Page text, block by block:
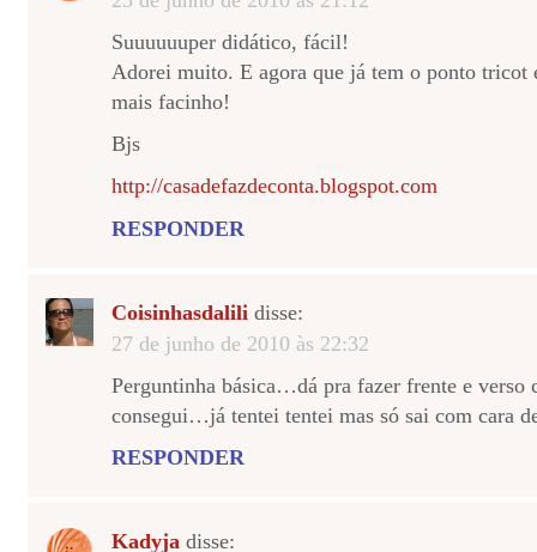
Suuuuuuper didático, fácil!
Adorei muito. E agora que já tem o ponto tricot
mais facinho!
Bjs
http://casadefazdeconta.blogspot.com
RESPONDER
Coisinhasdalili disse:
27 de junho de 2010 às 22:32
Perguntinha básica…dá pra fazer frente e verso
consegui…já tentei tentei mas só sai com cara
RESPONDER
Kadyja disse: